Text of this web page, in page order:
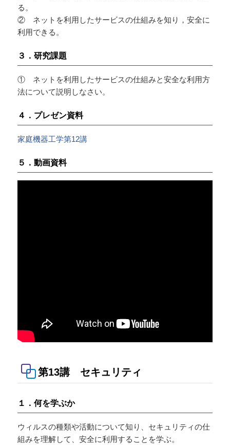
る。
② ネットを利用したサービスの仕組みを知り，安全に
利用できる。
３．研究課題
① ネットを利用したサービスの仕組みと安全な利用方
法について説明しなさい。
４．プレゼン資料
家庭機器工学第12講
５．動画資料
第13講 セキュリティ
１．何を学ぶか
ウィルスの種類や活動について知り、セキュリティの仕
組みを理解して、安全に利用することを学ぶ。